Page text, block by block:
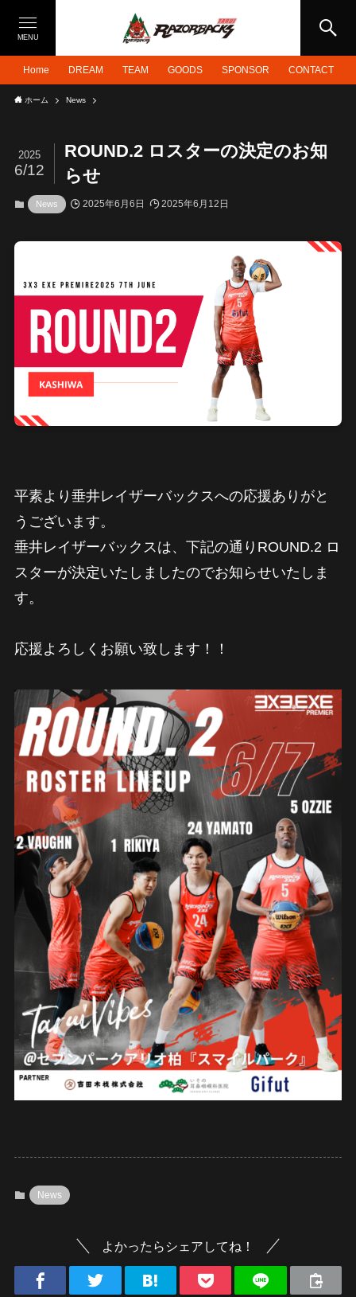
MENU
Home DREAM TEAM GOODS SPONSOR CONTACT
ホーム News
ROUND.2 ロスターの決定のお知
らせ
2025
6/12
News 2025年6月6日 2025年6月12日
平素より垂井レイザーバックスへの応援ありがと
うございます。
垂井レイザーバックスは、下記の通りROUND.2 ロ
スターが決定いたしましたのでお知らせいたしま
す。
応援よろしくお願い致します！！
News
よかったらシェアしてね！